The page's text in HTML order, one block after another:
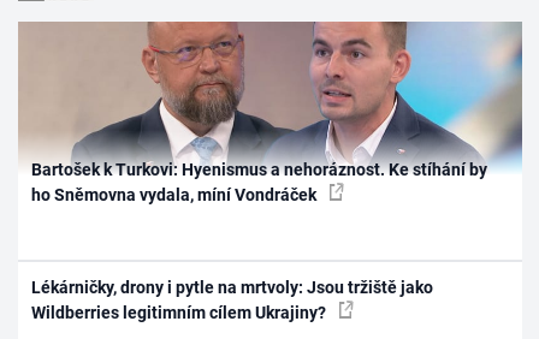
Bartošek k Turkovi: Hyenismus a nehoráznost. Ke stíhání by
ho Sněmovna vydala, míní Vondráček
Lékárničky, drony i pytle na mrtvoly: Jsou tržiště jako
Wildberries legitimním cílem Ukrajiny?